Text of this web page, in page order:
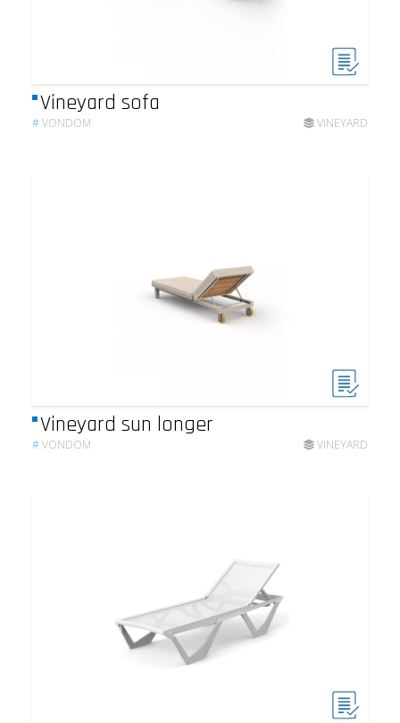
Vineyard sofa
#VONDOM VINEYARD
Vineyard sun longer
#VONDOM VINEYARD